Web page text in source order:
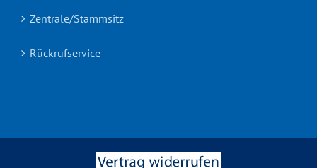
Zentrale/Stammsitz
Rückrufservice